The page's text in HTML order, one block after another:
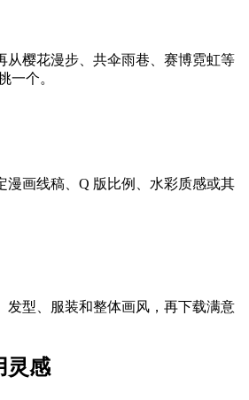
从樱花漫步、共伞雨巷、赛博霓虹等
一个。
漫画线稿、Q 版比例、水彩质感或其
发型、服装和整体画风，再下载满意
灵感